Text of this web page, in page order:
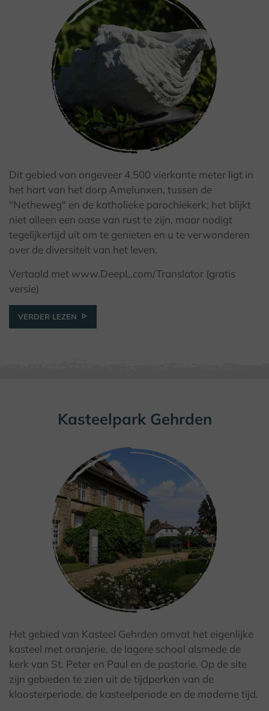
© Kulturland Kreis Höxter / F. Grawe
Dit gebied van ongeveer 4.500 vierkante meter ligt in
het hart van het dorp Amelunxen, tussen de
"Netheweg" en de katholieke parochiekerk; het blijkt
niet alleen een oase van rust te zijn, maar nodigt
tegelijkertijd uit om te genieten en u te verwonderen
over de diversiteit van het leven.
Vertaald met www.DeepL.com/Translator (gratis
versie)
VERDER LEZEN
Kasteelpark Gehrden
© Kulturland Kreis Höxter / K. Krajewski
Het gebied van Kasteel Gehrden omvat het eigenlijke
kasteel met oranjerie, de lagere school alsmede de
kerk van St. Peter en Paul en de pastorie. Op de site
zijn gebieden te zien uit de tijdperken van de
kloosterperiode, de kasteelperiode en de moderne tijd.